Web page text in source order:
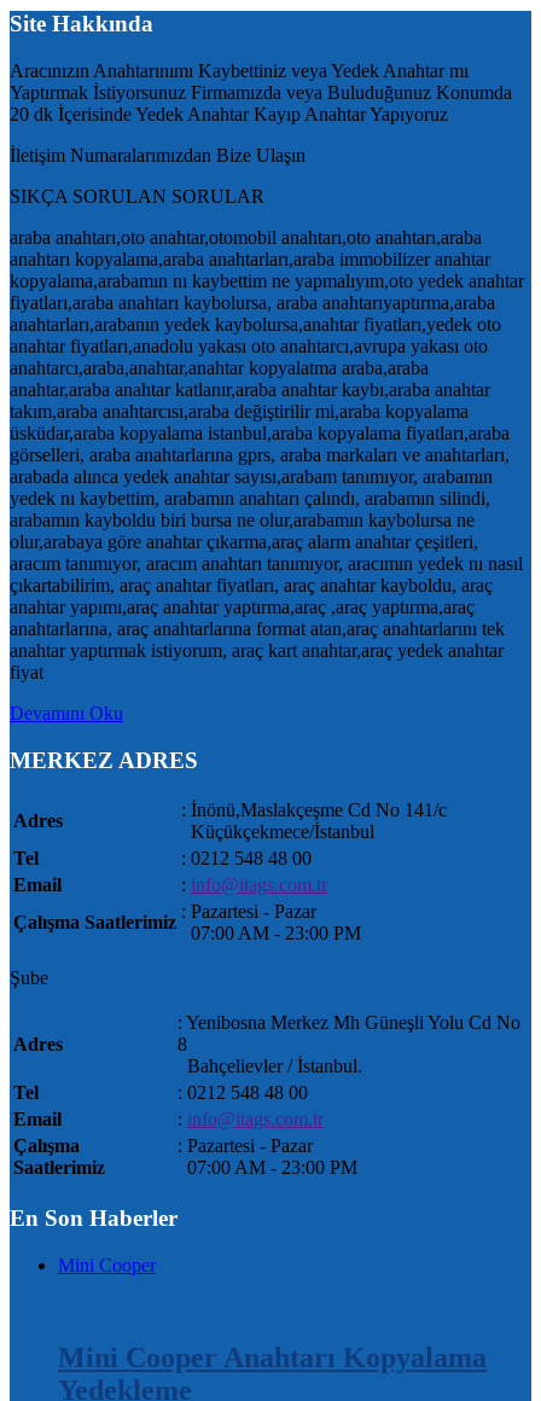
Site Hakkında
Aracınızın Anahtarınımı Kaybettiniz veya Yedek Anahtar mı
Yaptırmak İstiyorsunuz Firmamızda veya Buluduğunuz Konumda
20 dk İçerisinde Yedek Anahtar Kayıp Anahtar Yapıyoruz
İletişim Numaralarımızdan Bize Ulaşın
SIKÇA SORULAN SORULAR
araba anahtarı,oto anahtar,otomobil anahtarı,oto anahtarı,araba
anahtarı kopyalama,araba anahtarları,araba immobilizer anahtar
kopyalama,arabamın nı kaybettim ne yapmalıyım,oto yedek anahtar
fiyatları,araba anahtarı kaybolursa, araba anahtarıyaptırma,araba
anahtarları,arabanın yedek kaybolursa,anahtar fiyatları,yedek oto
anahtar fiyatları,anadolu yakası oto anahtarcı,avrupa yakası oto
anahtarcı,araba,anahtar,anahtar kopyalatma araba,araba
anahtar,araba anahtar katlanır,araba anahtar kaybı,araba anahtar
takım,araba anahtarcısı,araba değiştirilir mi,araba kopyalama
üsküdar,araba kopyalama istanbul,araba kopyalama fiyatları,araba
görselleri, araba anahtarlarına gprs, araba markaları ve anahtarları,
arabada alınca yedek anahtar sayısı,arabam tanımıyor, arabamın
yedek nı kaybettim, arabamın anahtarı çalındı, arabamın silindi,
arabamın kayboldu biri bursa ne olur,arabamın kaybolursa ne
olur,arabaya göre anahtar çıkarma,araç alarm anahtar çeşitleri,
aracım tanımıyor, aracım anahtarı tanımıyor, aracımın yedek nı nasıl
çıkartabilirim, araç anahtar fiyatları, araç anahtar kayboldu, araç
anahtar yapımı,araç anahtar yaptırma,araç ,araç yaptırma,araç
anahtarlarına, araç anahtarlarına format atan,araç anahtarlarını tek
anahtar yaptırmak istiyorum, araç kart anahtar,araç yedek anahtar
fiyat
Devamını Oku
MERKEZ ADRES
Adres
: İnönü,Maslakçeşme Cd No 141/c
Küçükçekmece/İstanbul
Tel
: 0212 548 48 00
Email
: info@itags.com.tr
Çalışma Saatlerimiz
: Pazartesi - Pazar
07:00 AM ‐ 23:00 PM
Şube
Adres
: Yenibosna Merkez Mh Güneşli Yolu Cd No
8
Bahçelievler / İstanbul.
Tel
: 0212 548 48 00
Email
: info@itags.com.tr
Çalışma
Saatlerimiz
: Pazartesi - Pazar
07:00 AM ‐ 23:00 PM
En Son Haberler
Mini Cooper
Mini Cooper Anahtarı Kopyalama
Yedekleme